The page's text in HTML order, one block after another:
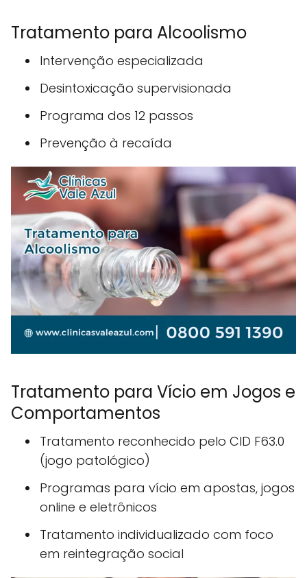
Tratamento para Alcoolismo
Intervenção especializada
Desintoxicação supervisionada
Programa dos 12 passos
Prevenção à recaída
Tratamento para Vício em Jogos e
Comportamentos
Tratamento reconhecido pelo CID F63.0
(jogo patológico)
Programas para vício em apostas, jogos
online e eletrônicos
Tratamento individualizado com foco
em reintegração social